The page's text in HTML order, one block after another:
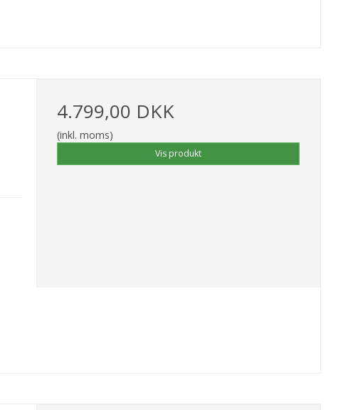
4.799,00 DKK
(inkl. moms)
Vis produkt